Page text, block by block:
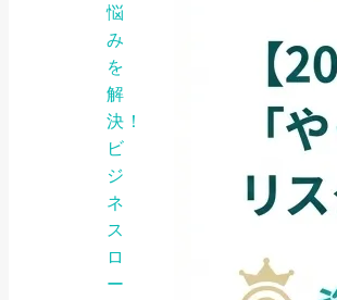
悩
み
を
解
決！
ビ
ジ
ネ
ス
ロ
ー